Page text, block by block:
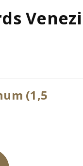
(1,5